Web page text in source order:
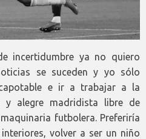
incertidumbre ya no quiero
se suceden y yo sólo
e ir a trabajar a la
alegre madridista libre de
futbolera. Preferiría
volver a ser un niño